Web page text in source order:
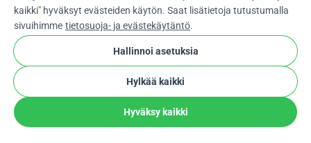
★★★★★4,9 / 5 yli 500 arvostelun perusteella
WhyDonate Yksityisyys ja evästeet
Käyttöehdot
Evästeasetukset
stripe check Vahvistettu Kumppani
kaikki" hyväksyt evästeiden käytön. Saat lisätietoja tutustumalla
sivuihimme tietosuoja- ja evästekäytäntö.
Hallinnoi asetuksia
Hylkää kaikki
Hyväksy kaikki